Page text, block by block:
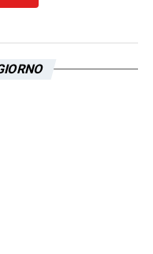
Sempre se ti
se non fai